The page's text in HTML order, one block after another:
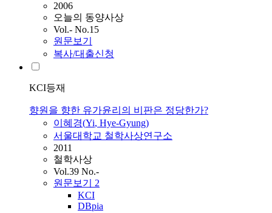
2006
오늘의 동양사상
Vol.- No.15
원문보기
복사/대출신청
KCI등재
향원을 향한 유가윤리의 비판은 정당한가?
이혜경(Yi, Hye-Gyung)
서울대학교 철학사상연구소
2011
철학사상
Vol.39 No.-
원문보기 2
KCI
DBpia